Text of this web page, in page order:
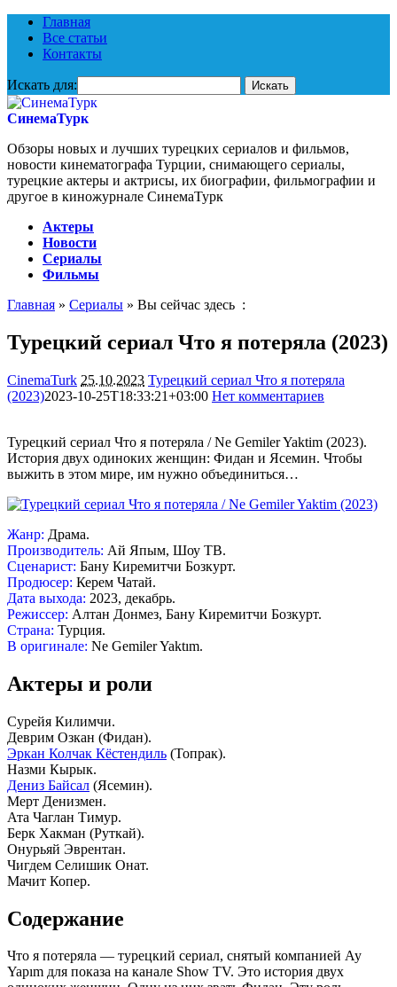
Главная
Все статьи
Контакты
Искать для:
СинемаТурк
Обзоры новых и лучших турецких сериалов и фильмов,
новости кинематографа Турции, снимающего сериалы,
турецкие актеры и актрисы, их биографии, фильмографии и
другое в киножурнале СинемаТурк
Актеры
Новости
Сериалы
Фильмы
Главная » Сериалы » Вы сейчас здесь :
Турецкий сериал Что я потеряла (2023)
CinemaTurk 25.10.2023 Турецкий сериал Что я потеряла
(2023)2023-10-25T18:33:21+03:00 Нет комментариев
Турецкий сериал Что я потеряла / Ne Gemiler Yaktim (2023).
История двух одиноких женщин: Фидан и Ясемин. Чтобы
выжить в этом мире, им нужно объединиться…
Жанр: Драма.
Производитель: Ай Япым, Шоу ТВ.
Сценарист: Бану Киремитчи Бозкурт.
Продюсер: Керем Чатай.
Дата выхода: 2023, декабрь.
Режиссер: Алтан Донмез, Бану Киремитчи Бозкурт.
Страна: Турция.
В оригинале: Ne Gemiler Yaktım.
Актеры и роли
Сурейя Килимчи.
Деврим Озкан (Фидан).
Эркан Колчак Кёстендиль (Топрак).
Назми Кырык.
Дениз Байсал (Ясемин).
Мерт Денизмен.
Ата Чаглан Тимур.
Берк Хакман (Руткай).
Онурьяй Эврентан.
Чигдем Селишик Онат.
Мачит Копер.
Содержание
Что я потеряла — турецкий сериал, снятый компанией Ay
Yapım для показа на канале Show TV. Это история двух